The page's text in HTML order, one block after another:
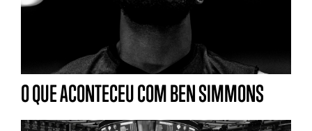
O QUE ACONTECEU COM BEN SIMMONS